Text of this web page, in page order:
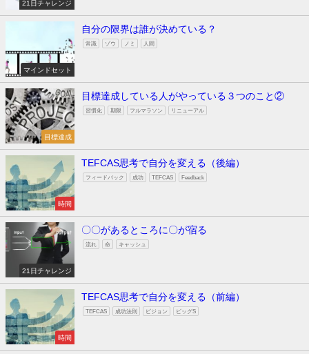
21日チャレンジ
マインドセット
自分の限界は誰が決めている？
常識 ゾウ ノミ 人間
目標達成
目標達成している人がやっている３つのこと②
習慣化 期限 フルマラソン リニューアル
時間
TEFCAS思考で自分を変える（後編）
フィードバック 成功 TEFCAS Feedback
21日チャレンジ
〇〇があるところに〇が宿る
流れ 命 キャッシュ
時間
TEFCAS思考で自分を変える（前編）
TEFCAS 成功法則 ビジョン ビッグS